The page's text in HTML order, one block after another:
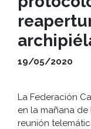
19/05/2020
La Federación
en la mañana de
reunión